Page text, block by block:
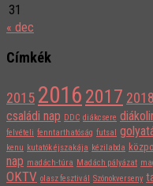
31
« dec
Címkék
2015 2016 2017 2018
családi nap DDC diákcsere
felvételi fenntarthatóság futsal
kenu kutatók éjszakája kézilabda
nap madách-túra Madách pályázat
OKTV olasz fesztivál Szónokverseny